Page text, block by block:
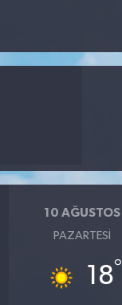
10 AĞUSTOS
PAZARTESI
18°